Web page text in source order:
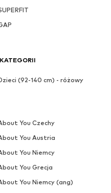
(92-140 cm) - różowy
You Czechy
You Austria
You Niemcy
You Grecja
You Niemcy (ang)